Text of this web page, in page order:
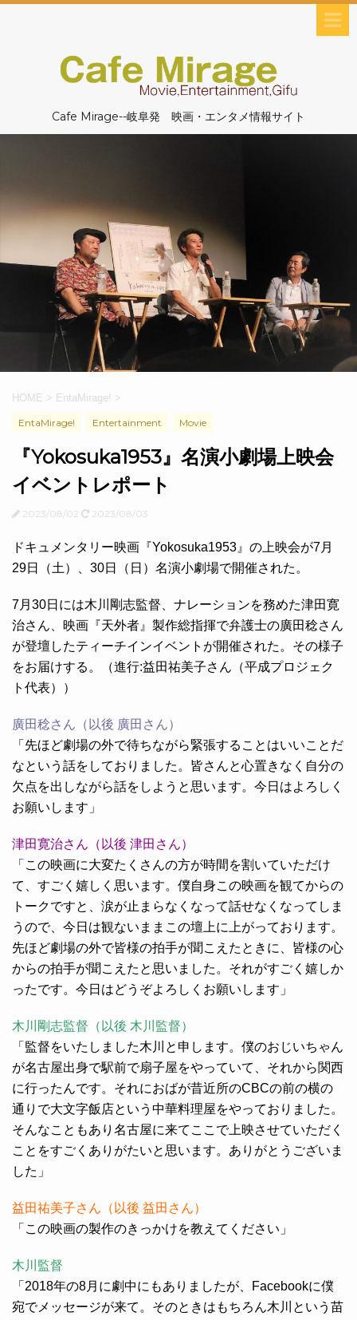
Cafe Mirage--岐阜発 映画・エンタメ情報サイト
HOME > EntaMirage! >
EntaMirage! Entertainment Movie
『Yokosuka1953』名演小劇場上映会
イベントレポート
2023/08/02 2023/08/03
ドキュメンタリー映画『Yokosuka1953』の上映会が7月
29日（土）、30日（日）名演小劇場で開催された。
7月30日には木川剛志監督、ナレーションを務めた津田寛
治さん、映画『天外者』製作総指揮で弁護士の廣田稔さん
が登壇したティーチインイベントが開催された。その様子
をお届けする。（進行:益田祐美子さん（平成プロジェク
ト代表））
廣田稔さん（以後 廣田さん）
「先ほど劇場の外で待ちながら緊張することはいいことだ
なという話をしておりました。皆さんと心置きなく自分の
欠点を出しながら話をしようと思います。今日はよろしく
お願いします」
津田寛治さん（以後 津田さん）
「この映画に大変たくさんの方が時間を割いていただけ
て、すごく嬉しく思います。僕自身この映画を観てからの
トークですと、涙が止まらなくなって話せなくなってしま
うので、今日は観ないままこの壇上に上がっております。
先ほど劇場の外で皆様の拍手が聞こえたときに、皆様の心
からの拍手が聞こえたと思いました。それがすごく嬉しか
ったです。今日はどうぞよろしくお願いします」
木川剛志監督（以後 木川監督）
「監督をいたしました木川と申します。僕のおじいちゃん
が名古屋出身で駅前で扇子屋をやっていて、それから関西
に行ったんです。それにおばが昔近所のCBCの前の横の
通りで大文字飯店という中華料理屋をやっておりました。
そんなこともあり名古屋に来てここで上映させていただく
ことをすごくありがたいと思います。ありがとうございま
した」
益田祐美子さん（以後 益田さん）
「この映画の製作のきっかけを教えてください」
木川監督
「2018年の8月に劇中にもありましたが、Facebookに僕
宛でメッセージが来て。そのときはもちろん木川という苗